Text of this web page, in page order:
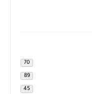
70
89
45